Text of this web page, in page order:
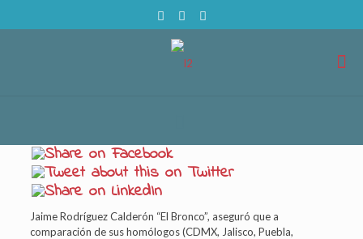
Jaime Rodríguez Calderón “El Bronco”, aseguró que a
comparación de sus homólogos (CDMX, Jalisco, Puebla,